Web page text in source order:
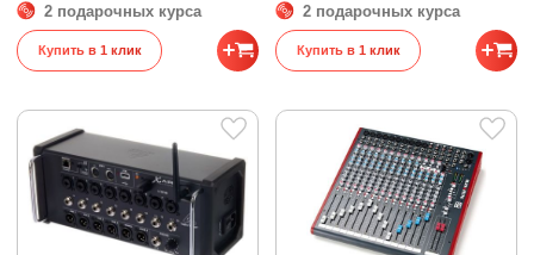
2 подарочных курса
Купить в 1 клик
2 подарочных курса
Купить в 1 клик